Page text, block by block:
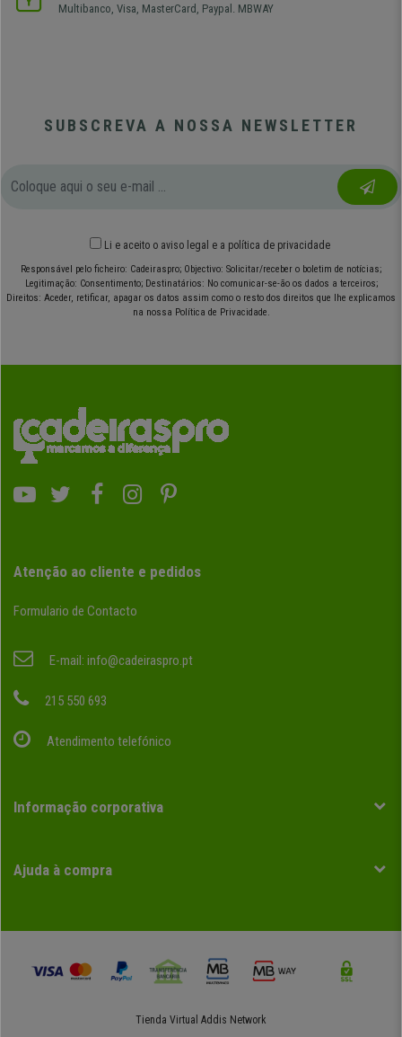
Multibanco, Visa, MasterCard, Paypal. MBWAY
SUBSCREVA A NOSSA NEWSLETTER
Li e aceito o aviso legal e a política de privacidade
Responsável pelo ficheiro: Cadeiraspro; Objectivo: Solicitar/receber o boletim de notícias;
Legitimação: Consentimento; Destinatários: No comunicar-se-ão os dados a terceiros;
Direitos: Aceder, retificar, apagar os datos assim como o resto dos direitos que lhe explicamos
na nossa Política de Privacidade.
Atenção ao cliente e pedidos
Formulario de Contacto
E-mail: info@cadeiraspro.pt
215 550 693
Atendimento telefónico
Informação corporativa
Ajuda à compra
Tienda Virtual Addis Network